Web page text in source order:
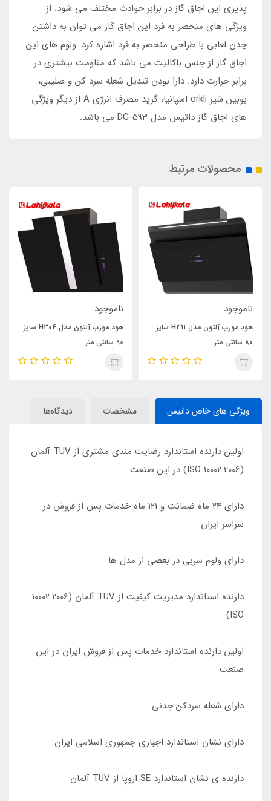
پذیری این اجاق گاز در برابر حوادث مختلف می شود. از
ویژگی های منحصر به فرد این اجاق گاز می توان به داشتن
چدن لعابی با طراحی منحصر به فرد اشاره کرد. ولوم های این
اجاق گاز از جنس باکالیت می باشد که مقاومت بیشتری در
برابر حرارت دارد. دارا بودن تبدیل شعله سرد کن و صلیبی،
بوبین شیر orkli اسپانیا، گرید مصرف انرژی A از دیگر ویژگی
های اجاق گاز داتیس مدل DG-593 می باشد.
محصولات مرتبط
ناموجود
هود مورب آلتون مدل H311 سایز
80 سانتی متر
ناموجود
هود مورب آلتون مدل H304 سایز
90 سانتی متر
ویژگی های خاص داتیس مشخصات دیدگاه‌ها
اولین دارنده استاندارد رضایت مندی مشتری از TUV آلمان
(10002:2006 ISO) در این صنعت
دارای ٢۴ ماه ضمانت و ١٢١ ماه خدمات پس از فروش در
سراسر ایران
دارای ولوم سربی در بعضی از مدل ها
دارنده استاندارد مدیریت کیفیت از TUV آلمان (10002:2006
ISO)
اولین دارنده استاندارد خدمات پس از فروش ایران در این
صنعت
دارای شعله سردکن چدنی
دارای نشان استاندارد اجباری جمهوری اسلامی ایران
دارنده ی نشان استاندارد SE اروپا از TUV آلمان